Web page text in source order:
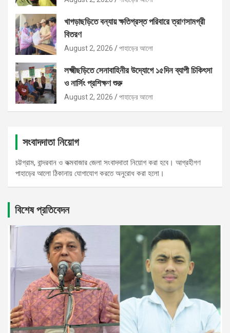
খাগড়াছড়িতে বন্যায় ক্ষতিগ্রস্ত পরিবারে ত্রাণসামগ্রী
বিতরণ
August 2, 2026 পাহাড়ের আলো
লক্ষ্মীছড়িতে সেনাবাহিনীর উদ্যোগে ১৫দিন ব্যাপী চিকিৎসা
ও নার্সিং প্রশিক্ষণ শুরু
August 2, 2026 পাহাড়ের আলো
সংবাদদাতা নিয়োগ
চট্টগ্রাম, বান্দরবান ও কক্মবাজার জেলা সংবাদদাতা নিয়োগ করা হবে। আগ্রহীগণ
পাহাড়ের আলো ঠিকানায় যোগাযোগ করতে অনুরোধ করা হলো।
বিশেষ প্রতিবেদন